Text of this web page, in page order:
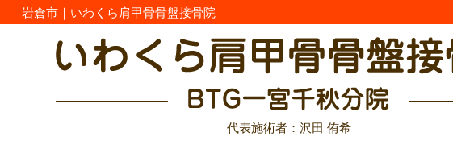
岩倉市｜いわくら肩甲骨骨盤接骨院
代表施術者：沢田 侑希